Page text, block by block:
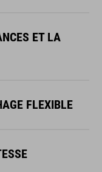
ET LA
FLEXIBLE